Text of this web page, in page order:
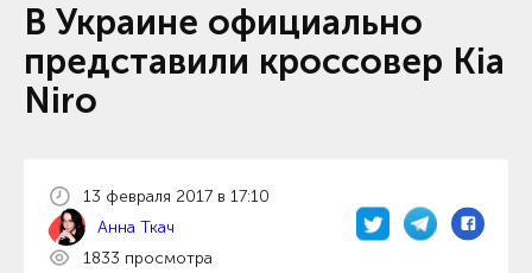
В Украине официально
представили кроссовер Kia
Niro
13 февраля 2017 в 17:10
Анна Ткач
1833 просмотра